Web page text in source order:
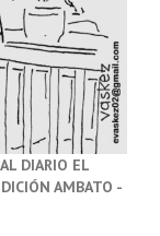
DIARIO EL
AMBATO -